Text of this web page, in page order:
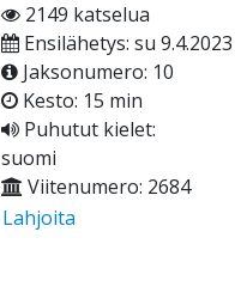
2149 katselua
Ensilähetys: su 9.4.2023
Jaksonumero: 10
Kesto: 15 min
Puhutut kielet:
suomi
Viitenumero: 2684
Lahjoita